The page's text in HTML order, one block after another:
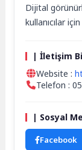
Dijital
kullanıcılar
| İletişim
Website :
Telefon :
| Sosyal
Facebook